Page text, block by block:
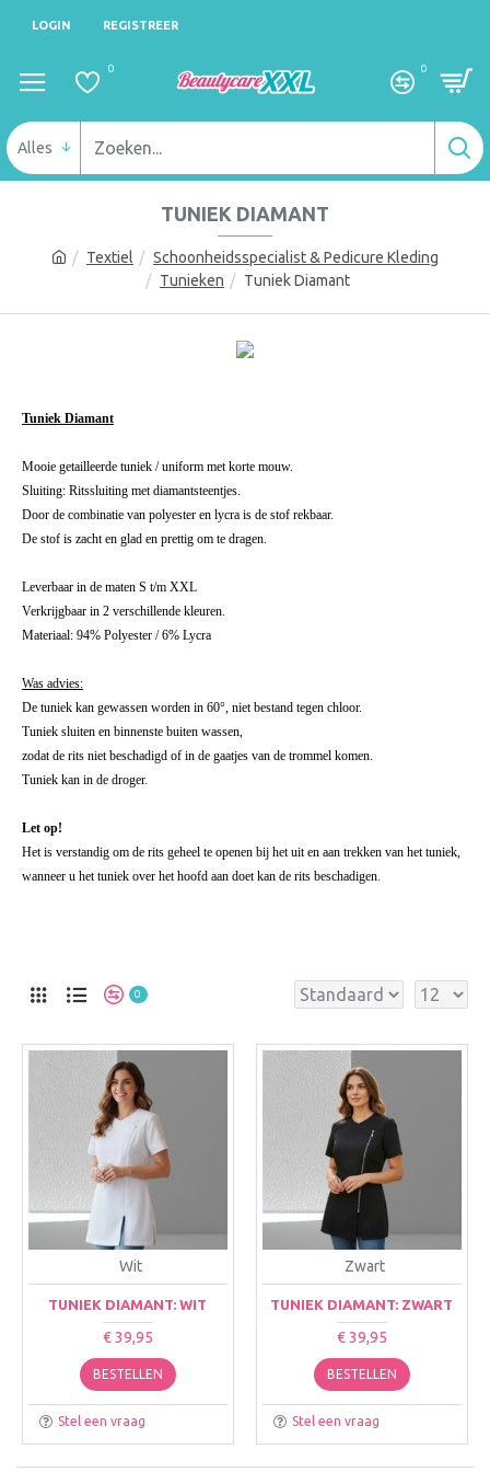
LOGIN REGISTREER
0 0
Alles
Textiel
Schoonheidsspecialist & Pedicure Kleding
Tunieken
Tuniek Diamant
TUNIEK DIAMANT
Tuniek Diamant
Mooie getailleerde tuniek / uniform met korte mouw.
Sluiting: Ritssluiting met diamantsteentjes.
Door de combinatie van polyester en lycra is de stof rekbaar.
De stof is zacht en glad en prettig om te dragen.
Leverbaar in de maten S t/m XXL
Verkrijgbaar in 2 verschillende kleuren.
Materiaal: 94% Polyester / 6% Lycra
Was advies:
De tuniek kan gewassen worden in 60°, niet bestand tegen chloor.
Tuniek sluiten en binnenste buiten wassen,
zodat de rits niet beschadigd of in de gaatjes van de trommel komen.
Tuniek kan in de droger.
Let op!
Het is verstandig om de rits geheel te openen bij het uit en aan trekken van het tuniek,
wanneer u het tuniek over het hoofd aan doet kan de rits beschadigen.
0
Wit
TUNIEK DIAMANT: WIT
€ 39,95
BESTELLEN
Stel een vraag
Zwart
TUNIEK DIAMANT: ZWART
€ 39,95
BESTELLEN
Stel een vraag